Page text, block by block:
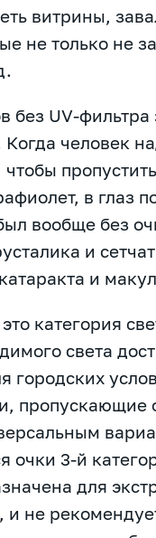
витрины,
не только не
без UV-фильтра
человек
в глаз
вообще без
и
и
категория
света
городских
пропускающие
очки 3-й
для
и не